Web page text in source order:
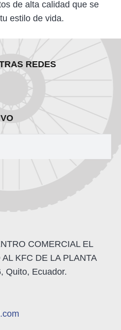
de alta calidad que se
estilo de vida.
REDES
COMERCIAL EL
KFC DE LA PLANTA
Quito, Ecuador.